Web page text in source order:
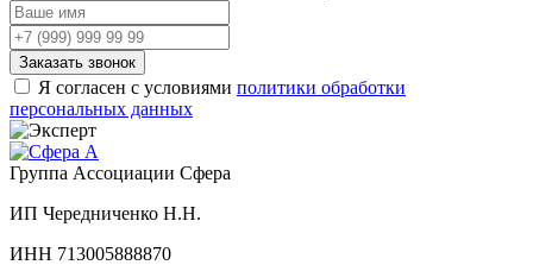
Заказать звонок
Я согласен с условиями политики обработки
персональных данных
Группа Ассоциации Сфера
ИП Чередниченко Н.Н.
ИНН 713005888870